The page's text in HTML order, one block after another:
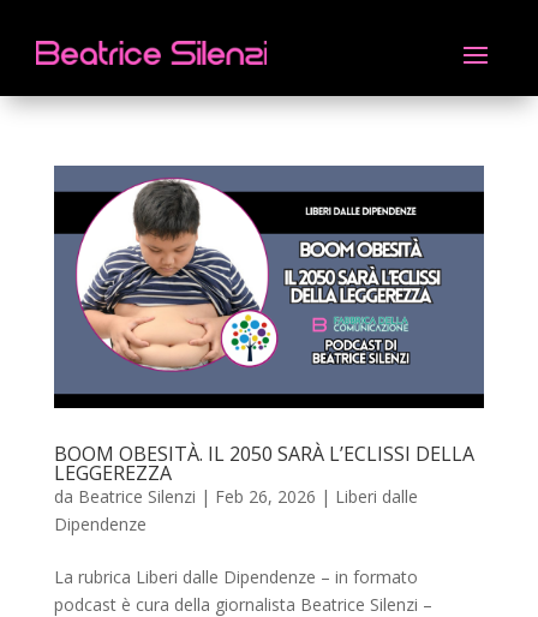
BOOM OBESITÀ. IL 2050 SARÀ L’ECLISSI DELLA
LEGGEREZZA
da Beatrice Silenzi | Feb 26, 2026 | Liberi dalle
Dipendenze
La rubrica Liberi dalle Dipendenze – in formato
podcast è cura della giornalista Beatrice Silenzi –